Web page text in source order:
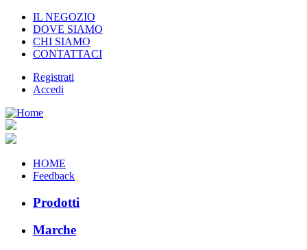
IL NEGOZIO
DOVE SIAMO
CHI SIAMO
CONTATTACI
Registrati
Accedi
HOME
Feedback
Prodotti
Marche